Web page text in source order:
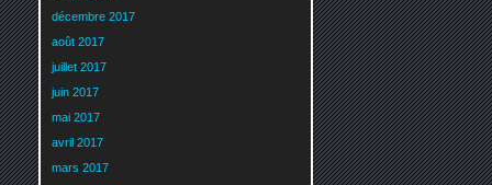
décembre 2017
août 2017
juillet 2017
juin 2017
mai 2017
avril 2017
mars 2017